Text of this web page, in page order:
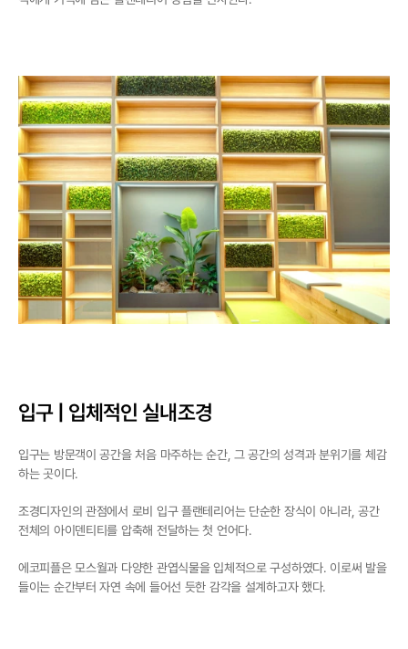
입구 | 입체적인 실내조경
입구는 방문객이 공간을 처음 마주하는 순간, 그 공간의 성격과 분위기를 체감
하는 곳이다.
조경디자인의 관점에서 로비 입구 플랜테리어는 단순한 장식이 아니라, 공간
전체의 아이덴티티를 압축해 전달하는 첫 언어다.
에코피플은 모스월과 다양한 관엽식물을 입체적으로 구성하였다. 이로써 발을
들이는 순간부터 자연 속에 들어선 듯한 감각을 설계하고자 했다.